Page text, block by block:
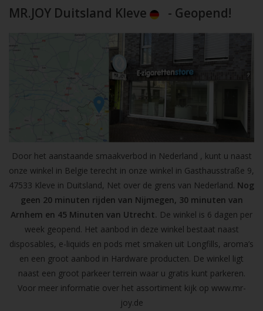
MR.JOY Duitsland Kleve - Geopend!
Door het aanstaande smaakverbod in Nederland , kunt u naast
onze winkel in Belgie terecht in onze winkel in Gasthausstraße 9,
47533 Kleve in Duitsland, Net over de grens van Nederland. Nog
geen 20 minuten rijden van Nijmegen, 30 minuten van
Arnhem en 45 Minuten van Utrecht. De winkel is 6 dagen per
week geopend. Het aanbod in deze winkel bestaat naast
disposables, e-liquids en pods met smaken uit Longfills, aroma’s
en een groot aanbod in Hardware producten. De winkel ligt
naast een groot parkeer terrein waar u gratis kunt parkeren.
Voor meer informatie over het assortiment kijk op www.mr-
joy.de